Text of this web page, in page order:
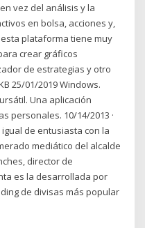
vez del análisis y la
en bolsa, acciones y,
plataforma tiene muy
crear gráficos
de estrategias y otro
25/01/2019 Windows.
Una aplicación
personales. 10/14/2013 ·
de entusiasta con la
mediático del alcalde
director de
es la desarrollada por
de divisas más popular